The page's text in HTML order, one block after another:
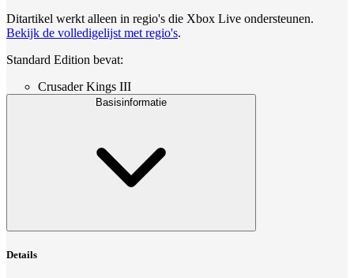
Ditartikel werkt alleen in regio's die Xbox Live ondersteunen.
Bekijk de volledigelijst met regio's.
Standard Edition bevat:
Crusader Kings III
Basisinformatie
Details